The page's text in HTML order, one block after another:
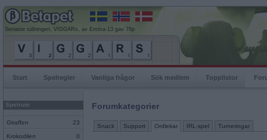
Senaste rullningen, VIGGARs, av Emma-13 gav 76p
Start Spelregler Vanliga frågor Sök medlem Topplistor
Spelrum
Giraffen 23
Krokodilen 0
Forumkategorier
Snack Support Ordlekar IRL-spel Turneringar